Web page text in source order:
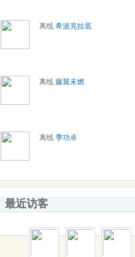
离线 希波克拉底
离线 藤翼未燃
离线 季功卓
最近访客